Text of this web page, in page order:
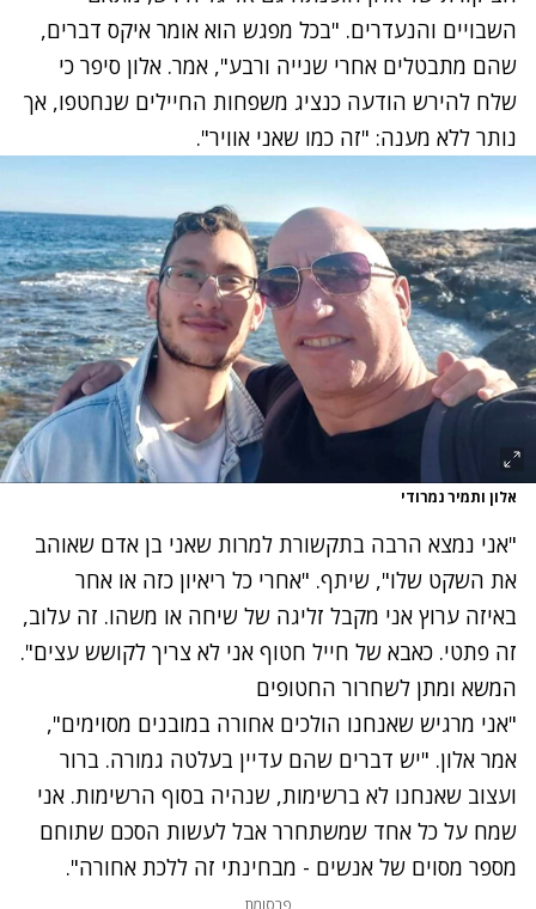
השבויים והנעדרים. "בכל מפגש הוא אומר איקס דברים,
שהם מתבטלים אחרי שנייה ורבע", אמר. אלון סיפר כי
שלח להירש הודעה כנציג משפחות החיילים שנחטפו, אך
נותר ללא מענה: "זה כמו שאני אוויר".
אלון ותמיר נמרודי
"אני נמצא הרבה בתקשורת למרות שאני בן אדם שאוהב
את השקט שלו", שיתף. "אחרי כל ריאיון כזה או אחר
באיזה ערוץ אני מקבל זליגה של שיחה או משהו. זה עלוב,
זה פתטי. כאבא של חייל חטוף אני לא צריך לקושש עצים".
המשא ומתן לשחרור החטופים
"אני מרגיש שאנחנו הולכים אחורה במובנים מסוימים",
אמר אלון. "יש דברים שהם עדיין בעלטה גמורה. ברור
ועצוב שאנחנו לא ברשימות, שנהיה בסוף הרשימות. אני
שמח על כל אחד שמשתחרר אבל לעשות הסכם שתוחם
מספר מסוים של אנשים - מבחינתי זה ללכת אחורה".